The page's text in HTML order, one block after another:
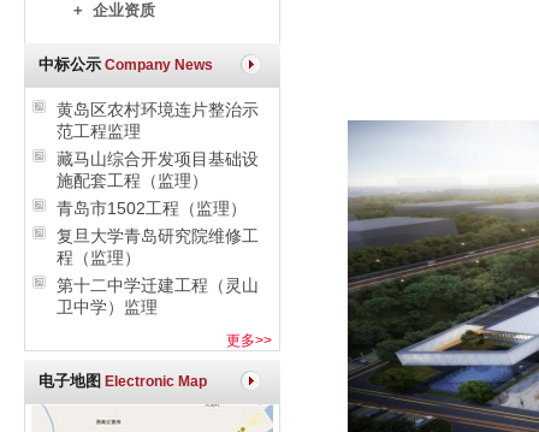
+ 企业资质
中标公示 Company News
黄岛区农村环境连片整治示
范工程监理
藏马山综合开发项目基础设
施配套工程（监理）
青岛市1502工程（监理）
复旦大学青岛研究院维修工
程（监理）
第十二中学迁建工程（灵山
卫中学）监理
更多>>
电子地图 Electronic Map